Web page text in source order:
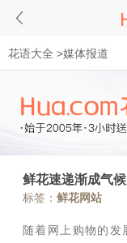
花语大全 >媒体报道
鲜花速递渐成气
标签： 鲜花网站
随着网上购物的发